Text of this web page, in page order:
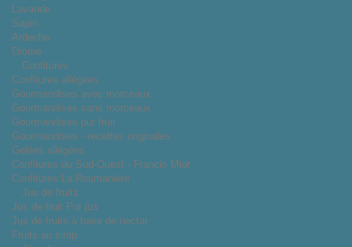
Lavande
Sapin
Ardeche
Drome
Confitures
Confitures allégées
Gourmandises avec morceaux
Gourmandises sans morceaux
Gourmandises pur fruit
Gourmandises - recettes originales
Gelées allégées
Confitures du Sud-Ouest - Francis Miot
Confitures La Roumanière
Jus de fruits
Jus de fruit Pur jus
Jus de fruits à base de nectar
Fruits au sirop